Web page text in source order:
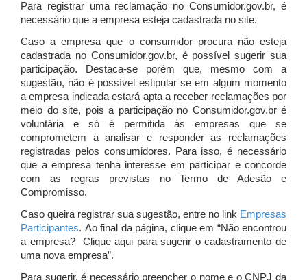
Para registrar uma reclamação no Consumidor.gov.br, é
necessário que a empresa esteja cadastrada no site.
Caso a empresa que o consumidor procura não esteja
cadastrada no Consumidor.gov.br, é possível sugerir sua
participação. Destaca-se porém que, mesmo com a
sugestão, não é possível estipular se em algum momento
a empresa indicada estará apta a receber reclamações por
meio do site, pois a participação no Consumidor.gov.br é
voluntária e só é permitida às empresas que se
comprometem a analisar e responder as reclamações
registradas pelos consumidores. Para isso, é necessário
que a empresa tenha interesse em participar e concorde
com as regras previstas no Termo de Adesão e
Compromisso.
Caso queira registrar sua sugestão, entre no link Empresas
Participantes. Ao final da página, clique em “Não encontrou
a empresa? Clique aqui para sugerir o cadastramento de
uma nova empresa”.
Para sugerir, é necessário preencher o nome e o CNPJ da